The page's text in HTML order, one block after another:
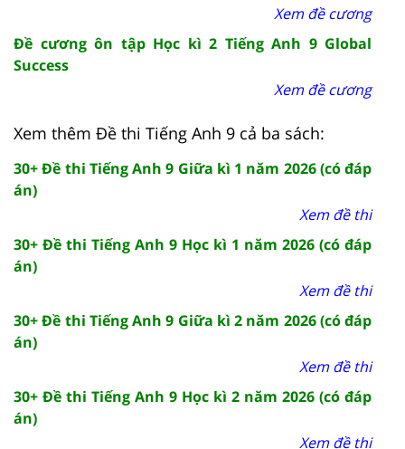
Xem đề cương
Đề cương ôn tập Học kì 2 Tiếng Anh 9 Global
Success
Xem đề cương
Xem thêm Đề thi Tiếng Anh 9 cả ba sách:
30+ Đề thi Tiếng Anh 9 Giữa kì 1 năm 2026 (có đáp
án)
Xem đề thi
30+ Đề thi Tiếng Anh 9 Học kì 1 năm 2026 (có đáp
án)
Xem đề thi
30+ Đề thi Tiếng Anh 9 Giữa kì 2 năm 2026 (có đáp
án)
Xem đề thi
30+ Đề thi Tiếng Anh 9 Học kì 2 năm 2026 (có đáp
án)
Xem đề thi